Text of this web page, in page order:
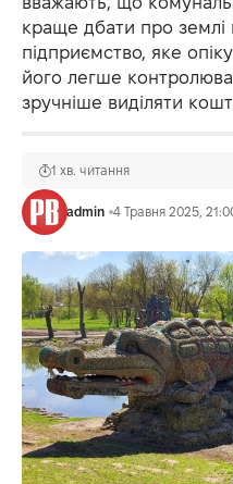
краще дбати про землі
підприємство, яке
його легше
зручніше виділяти
admin 4 Травня 2025,
1 хв. читання